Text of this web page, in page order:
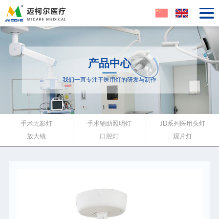
产品中心
我们一直专注于医用灯的研发与制作
手术无影灯 手术辅助照明灯
JD系列医用头灯
放大镜
口腔灯 观片灯